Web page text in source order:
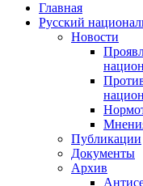
Главная
Русский
Новости
Публикации
Документы
Архив